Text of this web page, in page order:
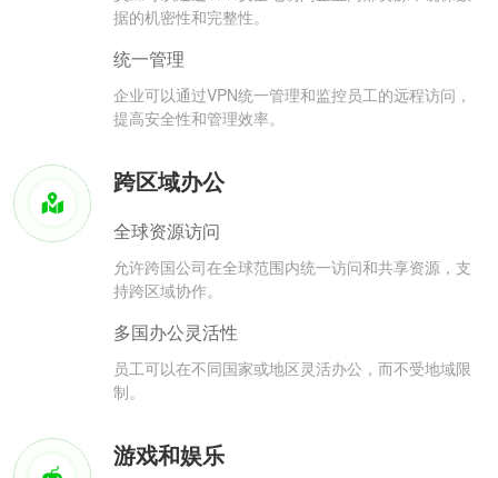
据的机密性和完整性。
统一管理
企业可以通过VPN统一管理和监控员工的远程访问，
提高安全性和管理效率。
跨区域办公
全球资源访问
允许跨国公司在全球范围内统一访问和共享资源，支
持跨区域协作。
多国办公灵活性
员工可以在不同国家或地区灵活办公，而不受地域限
制。
游戏和娱乐